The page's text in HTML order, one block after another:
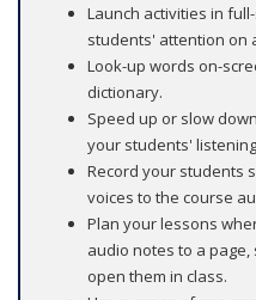
Launch activities in
students' attention on
Look-up words on-
dictionary.
Speed up or slow
your students'
Record your students
voices to the course
Plan your lessons
audio notes to a
open them in class.